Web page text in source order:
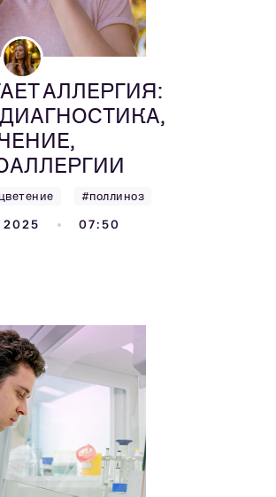
АЛЛЕРГИЯ:
#поллиноз
07:50